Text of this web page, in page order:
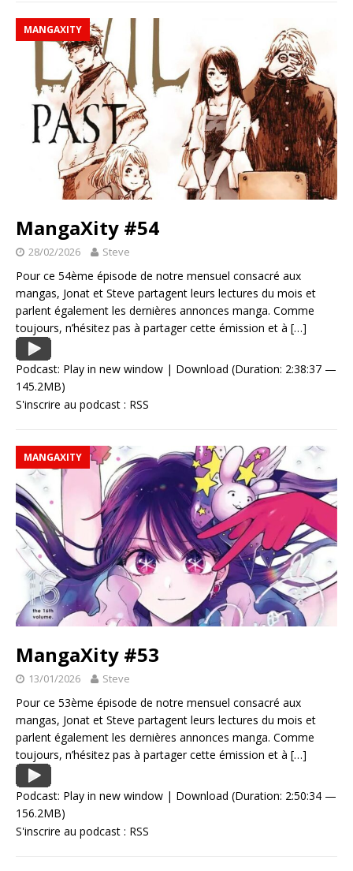
MANGAXITY
MangaXity #54
28/02/2026 Steve
Pour ce 54ème épisode de notre mensuel consacré aux
mangas, Jonat et Steve partagent leurs lectures du mois et
parlent également les dernières annonces manga. Comme
toujours, n’hésitez pas à partager cette émission et à […]
Podcast: Play in new window | Download (Duration: 2:38:37 —
145.2MB)
S'inscrire au podcast : RSS
MANGAXITY
MangaXity #53
13/01/2026 Steve
Pour ce 53ème épisode de notre mensuel consacré aux
mangas, Jonat et Steve partagent leurs lectures du mois et
parlent également les dernières annonces manga. Comme
toujours, n’hésitez pas à partager cette émission et à […]
Podcast: Play in new window | Download (Duration: 2:50:34 —
156.2MB)
S'inscrire au podcast : RSS